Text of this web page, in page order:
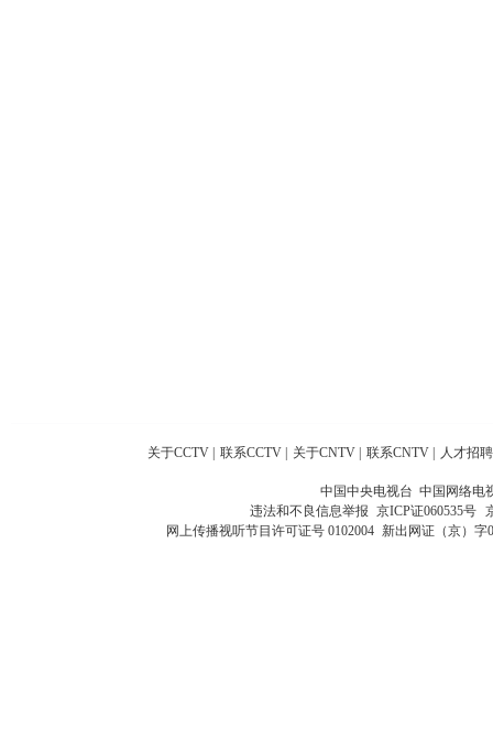
关于CCTV 联系CCTV 关于CNTV 联系CNTV 人才招聘
中国中央电视台 中国网络电
违法和不良信息举报 京ICP证060535号
网上传播视听节目许可证号 0102004 新出网证（京）